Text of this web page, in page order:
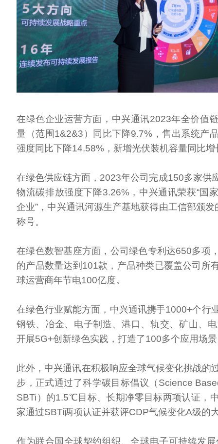
在绿色企业运营方面，中兴通讯2023年全价值
量（范围1&2&3）同比下降9.7%，售出系统产
强度同比下降14.58%，新增光伏装机容量同比
在绿色供应链方面，2023年公司完成150多家供
物流碳排放强度下降3.26%，中兴通讯荣获“国
企业”，中兴通讯河源生产基地获得由工信部颁发
称号。
在绿色数智基座方面，公司绿色专利达650多项
的产品数量达到101款，产品种类已覆盖公司所
球运营商年节电100亿度。
在绿色行业赋能方面，中兴通讯携手1000+个行
钢铁、冶金、电子制造、港口、轨交、矿山、
开展5G+创新绿色实践，打造了100多个应用场
此外，中兴通讯在积极响应全球气候变化挑战的
步，正式通过了科学碳目标倡议（Science
SBTi）的1.5℃目标、长期净零目标两项认证，
家通过SBTi两项认证并获评CDP气候变化A级的
作为联合国全球契约组织、全球电子可持续发